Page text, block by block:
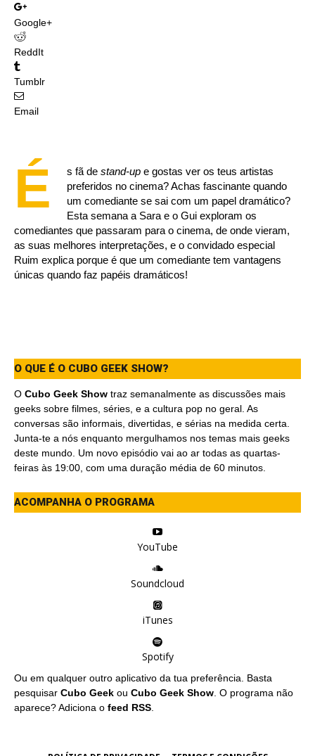
Google+
ReddIt
Tumblr
Email
É s fã de stand-up e gostas ver os teus artistas
preferidos no cinema? Achas fascinante quando
um comediante se sai com um papel dramático?
Esta semana a Sara e o Gui exploram os
comediantes que passaram para o cinema, de onde vieram,
as suas melhores interpretações, e o convidado especial
Ruim explica porque é que um comediante tem vantagens
únicas quando faz papéis dramáticos!
O QUE É O CUBO GEEK SHOW?
O Cubo Geek Show traz semanalmente as discussões mais
geeks sobre filmes, séries, e a cultura pop no geral. As
conversas são informais, divertidas, e sérias na medida certa.
Junta-te a nós enquanto mergulhamos nos temas mais geeks
deste mundo. Um novo episódio vai ao ar todas as quartas-
feiras às 19:00, com uma duração média de 60 minutos.
ACOMPANHA O PROGRAMA
YouTube
Soundcloud
iTunes
Spotify
Ou em qualquer outro aplicativo da tua preferência. Basta
pesquisar Cubo Geek ou Cubo Geek Show . O programa não
aparece? Adiciona o feed RSS